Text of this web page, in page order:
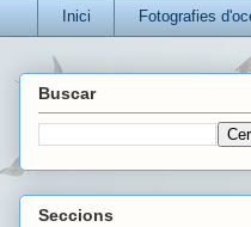
Inici Fotografies
Buscar
Seccions